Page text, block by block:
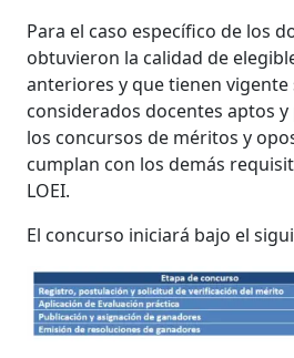
Para el caso específico de los
obtuvieron la calidad de
anteriores y que tienen
considerados docentes aptos
los concursos de méritos y
cumplan con los demás
LOEI.
El concurso iniciará bajo el